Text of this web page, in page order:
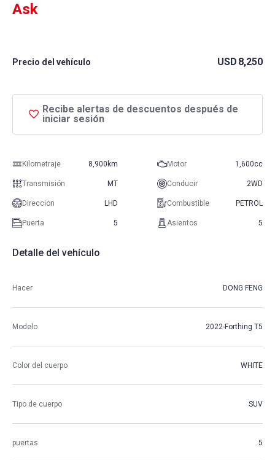
Ask
Precio del vehículo USD 8,250
Recibe alertas de descuentos después de
iniciar sesión
Kilometraje 8,900km Motor 1,600cc
Transmisión MT Conducir 2WD
Direccion LHD Combustible PETROL
Puerta 5 Asientos 5
Detalle del vehículo
Hacer DONG FENG
Modelo 2022-Forthing T5
Color del cuerpo WHITE
Tipo de cuerpo SUV
puertas 5